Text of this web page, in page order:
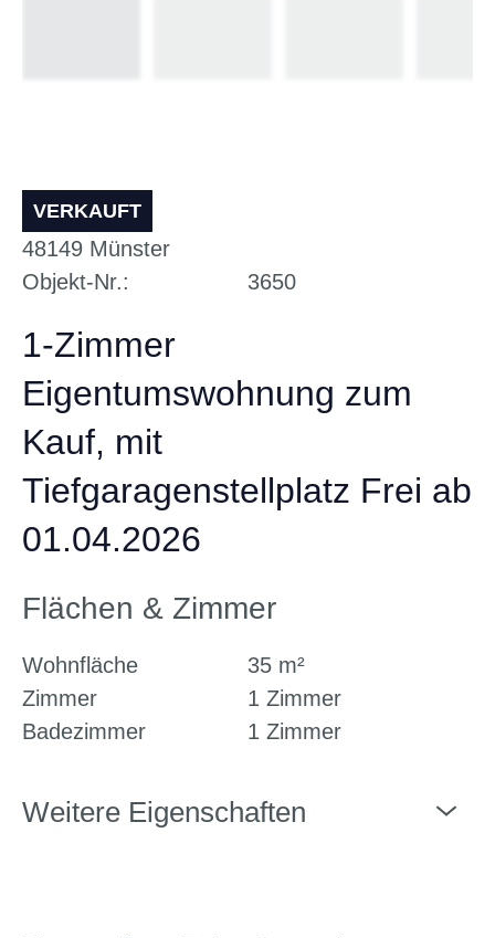
VERKAUFT
48149 Münster
Objekt-Nr.
3650
1-Zimmer
Eigentumswohnung zum
Kauf, mit
Tiefgaragenstellplatz Frei ab
01.04.2026
Flächen & Zimmer
Wohnfläche
35 m²
Zimmer
1 Zimmer
Badezimmer
1 Zimmer
Weitere Eigenschaften